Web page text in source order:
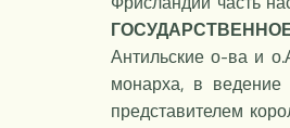
Антильские о-ва и
монарха, в
представителем